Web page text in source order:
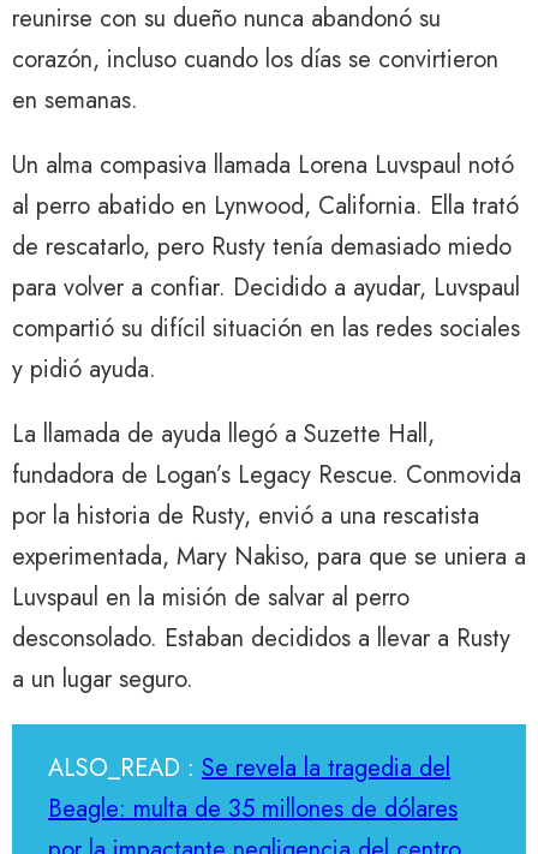
reunirse con su dueño nunca abandonó su
corazón, incluso cuando los días se convirtieron
en semanas.
Un alma compasiva llamada Lorena Luvspaul notó
al perro abatido en Lynwood, California. Ella trató
de rescatarlo, pero Rusty tenía demasiado miedo
para volver a confiar. Decidido a ayudar, Luvspaul
compartió su difícil situación en las redes sociales
y pidió ayuda.
La llamada de ayuda llegó a Suzette Hall,
fundadora de Logan’s Legacy Rescue. Conmovida
por la historia de Rusty, envió a una rescatista
experimentada, Mary Nakiso, para que se uniera a
Luvspaul en la misión de salvar al perro
desconsolado. Estaban decididos a llevar a Rusty
a un lugar seguro.
ALSO_READ : Se revela la tragedia del
Beagle: multa de 35 millones de dólares